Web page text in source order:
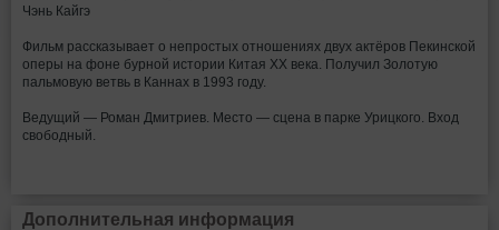
Чэнь Кайгэ
Фильм рассказывает о непростых отношениях двух актёров Пекинской
оперы на фоне бурной истории Китая XX века. Получил Золотую
пальмовую ветвь в Каннах в 1993 году.
Ведущий — Роман Дмитриев. Место — сцена в парке Урицкого. Вход
свободный.
Дополнительная информация